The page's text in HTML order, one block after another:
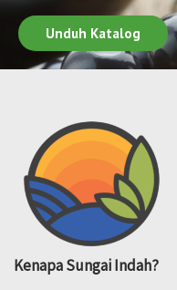
Unduh Katalog
KenapaSungai Indah?